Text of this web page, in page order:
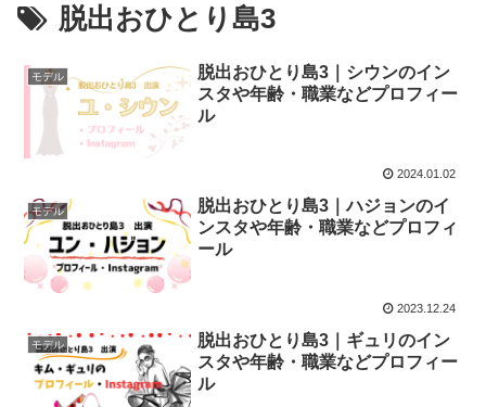
脱出おひとり島3
モデル
脱出おひとり島3｜シウンのイン
スタや年齢・職業などプロフィー
ル
2024.01.02
モデル
脱出おひとり島3｜ハジョンのイ
ンスタや年齢・職業などプロフィ
ール
2023.12.24
モデル
脱出おひとり島3｜ギュリのイン
スタや年齢・職業などプロフィー
ル